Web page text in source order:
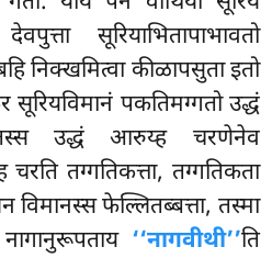
सूरियाभितापाभावतो
निक्खमित्वा कीळापसुता इतो
सूरियविमानं पकतिमग्गतो उद्धं
तस्स उद्धं आरुय्ह चरणेनेव
तग्गतिकत्ता, तग्गतिकता
फेल्लितब्बत्ता, तस्मा
‘‘नागवीथी’’ति